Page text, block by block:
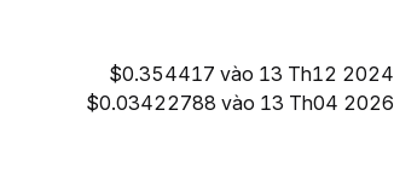
$0.354417 vào 13 Th12 2024
$0.03422788 vào 13 Th04 2026